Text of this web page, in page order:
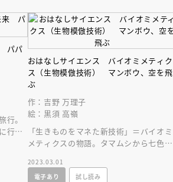
パパ
。
行け
おはなしサイエンス バイオミメティク
ス（生物模倣技術） マンボウ、空を飛
ぶ
作：吉野 万理子
絵：黒須 高嶺
「生きものをマネた新技術」＝バイオミ
メティクスの物語。タマムシから七色に
の飛行機が誕生！
2023.03.01
電子あり
試し読み